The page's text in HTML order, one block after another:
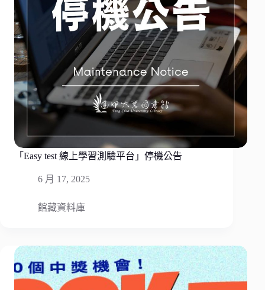
「Easy test 線上學習測驗平台」停機公告
6 月 17, 2025
館藏資料庫